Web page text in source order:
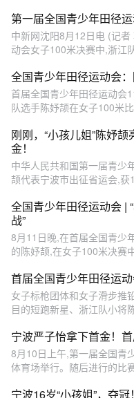
第一届全国青少年田径
中新网沈阳8月12日电 (记
动会女子100米决赛中,浙江
全国青少年田径运动会
首届全国青少年田径运动会
队选手陈妤颉在女子100米
刚刚，“小孩儿姐”陈妤
金！
中华人民共和国第一届青少
颉代表宁波市出征省运会,
全国青少年田径运动会 |
战”
8月11日晚,在首届全国青少
的陈妤颉,在女子100米决赛
首届全国青少年田径运
女子标枪团体和女子滑步推
目的短跑新星、浙江队小将
宁波严子怡拿下首金！
8月10日上午,第一届全国青
体育场举行。随后进行的比
宁波16岁“小孩姐”，夺冠！